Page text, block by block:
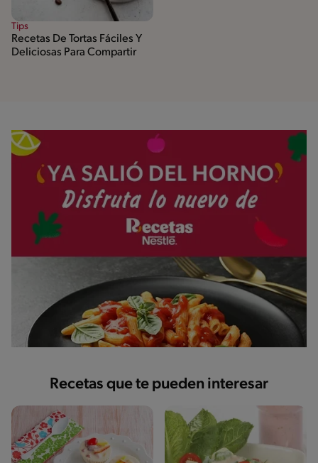
Tips
Recetas De Tortas Fáciles Y
Deliciosas Para Compartir
Recetas que te pueden interesar